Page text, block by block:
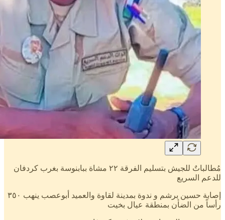
مُطالباتٌ للجيش بتسليم الفرقة ٢٢ مشاة ببابنوسة بغرب كردفان
للدعم السريع
إصابة حسين برشم و ندوة بمدينة لقاوة والعميد أبوعصب ينهب ٣٥٠
رأساً من الضأن بمنطقة عيال بخيت